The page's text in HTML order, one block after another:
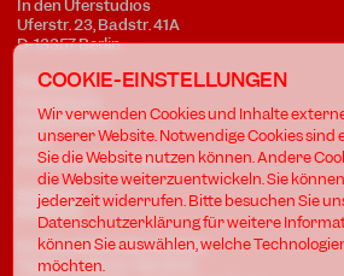
In den Uferstudios
Uferstr. 23, Badstr. 41A
D-13357 Berlin
Standorte
Datenschutz
AGB
Awareness Guidelines
SCHULBÜRO KREUZBERG
Telefon: +49.30.786 58 61
COOKIE-EINSTELLUNGEN
Wir verwenden Cookies und Inhalte
unserer Website. Notwendige Cookies sind
Sie die Website nutzen können. Andere
die Website weiterzuentwickeln. Sie
jederzeit widerrufen. Bitte besuchen Sie
Datenschutzerklärung für weitere
können Sie auswählen, welche
möchten.